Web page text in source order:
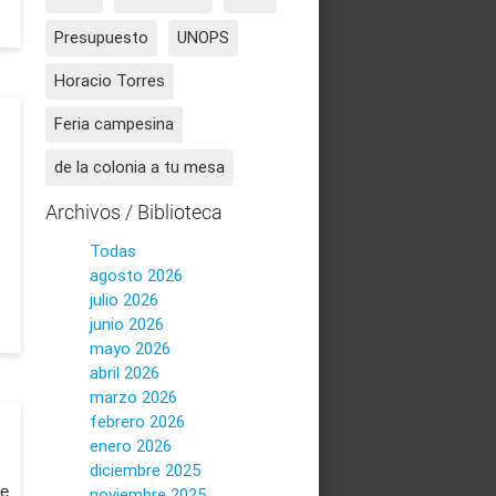
Presupuesto UNOPS
Horacio Torres
Feria campesina
de la colonia a tu mesa
Archivos / Biblioteca
Todas
agosto 2026
julio 2026
junio 2026
mayo 2026
abril 2026
marzo 2026
febrero 2026
enero 2026
diciembre 2025